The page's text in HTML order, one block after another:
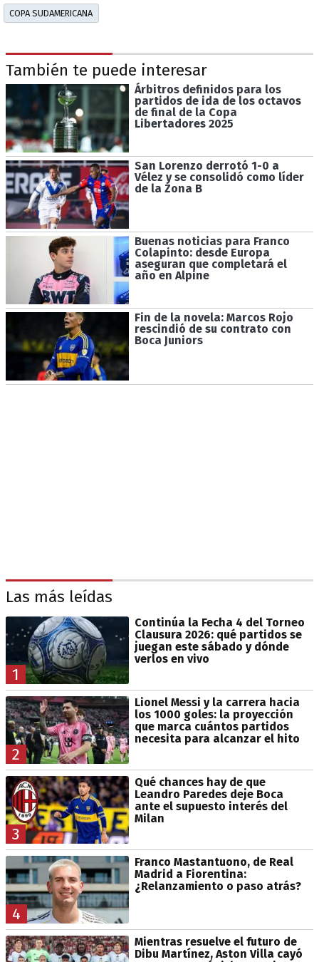
COPA SUDAMERICANA
También te puede interesar
Árbitros definidos para los
partidos de ida de los octavos
de final de la Copa
Libertadores 2025
San Lorenzo derrotó 1-0 a
Vélez y se consolidó como líder
de la Zona B
Buenas noticias para Franco
Colapinto: desde Europa
aseguran que completará el
año en Alpine
Fin de la novela: Marcos Rojo
rescindió de su contrato con
Boca Juniors
Las más leídas
1
Continúa la Fecha 4 del Torneo
Clausura 2026: qué partidos se
juegan este sábado y dónde
verlos en vivo
2
Lionel Messi y la carrera hacia
los 1000 goles: la proyección
que marca cuántos partidos
necesita para alcanzar el hito
3
Qué chances hay de que
Leandro Paredes deje Boca
ante el supuesto interés del
Milan
4
Franco Mastantuono, de Real
Madrid a Fiorentina:
¿Relanzamiento o paso atrás?
Mientras resuelve el futuro de
Dibu Martínez, Aston Villa cayó